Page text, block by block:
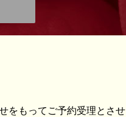
をもってご予約受理とさせ